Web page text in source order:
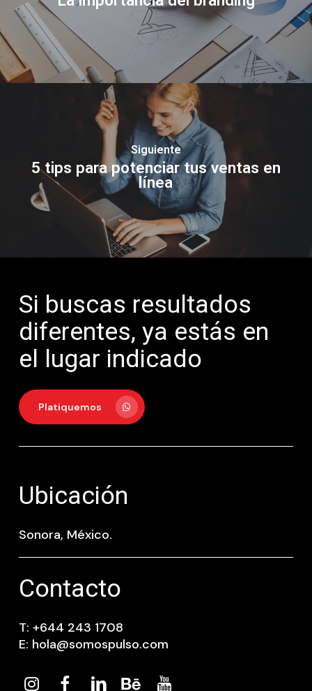
Siguiente
5 tips para potenciar tus ventas en
línea
Si buscas resultados
diferentes, ya estás en
el lugar indicado
Platiquemos
Ubicación
Sonora, México.
Contacto
T: +644 243 1708
E: hola@somospulso.com